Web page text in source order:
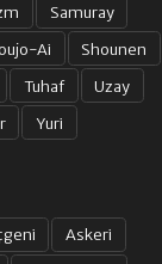
Samuray
Ai
Shounen
Tuhaf
Uzay
Yuri
Askeri